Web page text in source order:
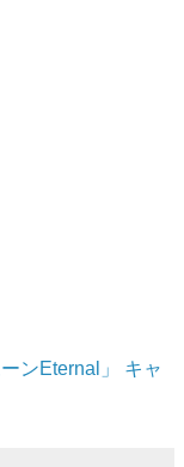
ンEternal」 キャ